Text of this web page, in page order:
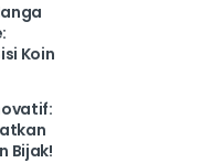
Koin
Bijak!